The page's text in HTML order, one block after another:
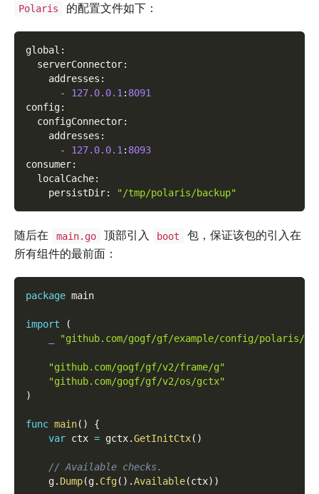
Polaris 的配置文件如下：
global :
  serverConnector
:
    addresses
:
-
127.0.0.1: 8091
config:
  configConnector
:
    addresses
:
-
127.0.0.1: 8093
consumer:
  localCache
:
    persistDir
: "/tmp/polaris/backup"
随后在 main.go 顶部引入 boot
包，保证该包的引入在
所有组件的最前面：
package main
import
(
"github.com/gogf/gf/example/config/polaris/
"github.com/gogf/gf/v2/frame/g"
"github.com/gogf/gf/v2/os/gctx"
)
func main( )
{
var ctx = gctx.GetInitCtx( )
// Available checks.
    g
. Dump(g. Cfg( ) .Available(ctx) )